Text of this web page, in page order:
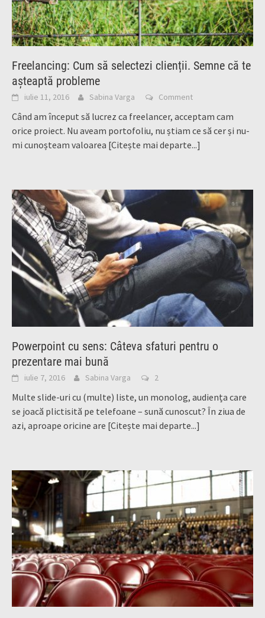
Freelancing: Cum să selectezi clienții. Semne că te
așteaptă probleme
iulie 11, 2016 Sabina Varga Comment
Când am început să lucrez ca freelancer, acceptam cam
orice proiect. Nu aveam portofoliu, nu știam ce să cer și nu-
mi cunoșteam valoarea [Citește mai departe...]
Powerpoint cu sens: Câteva sfaturi pentru o
prezentare mai bună
iulie 7, 2016 Sabina Varga 2
Multe slide-uri cu (multe) liste, un monolog, audiența care
se joacă plictisită pe telefoane – sună cunoscut? În ziua de
azi, aproape oricine are [Citește mai departe...]